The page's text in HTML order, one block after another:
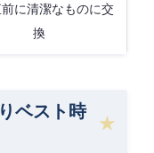
に清潔なものに交
換
ベスト時